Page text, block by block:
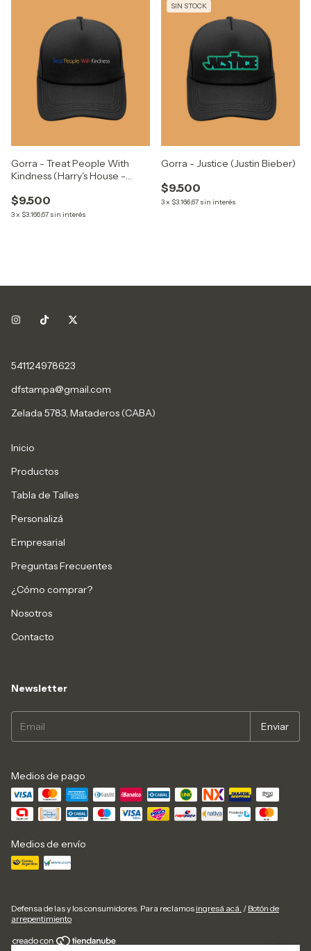
Gorra - Treat People With
Kindness (Harry's House -
$9.500
3x $3.166,67 sin interés
SIN STOCK
Gorra - Justice (Justin Bieber)
$9.500
3x $3.166,67 sin interés
541124978623
dfstampa@gmail.com
Zelada 5783, Mataderos (CABA)
Inicio
Productos
Tabla de Talles
Personalizá
Empresarial
Preguntas Frecuentes
¿Cómo comprar?
Nosotros
Contacto
Newsletter
Medios de pago
Medios de envío
Defensa de las y los consumidores. Para reclamos ingresá acá. / Botón de
arrepentimiento